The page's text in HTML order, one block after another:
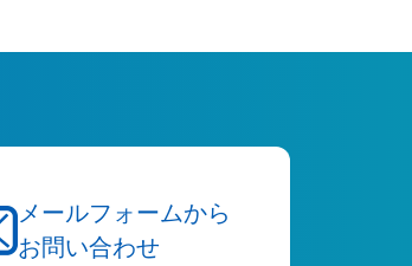
メールフォームから
お問い合わせ